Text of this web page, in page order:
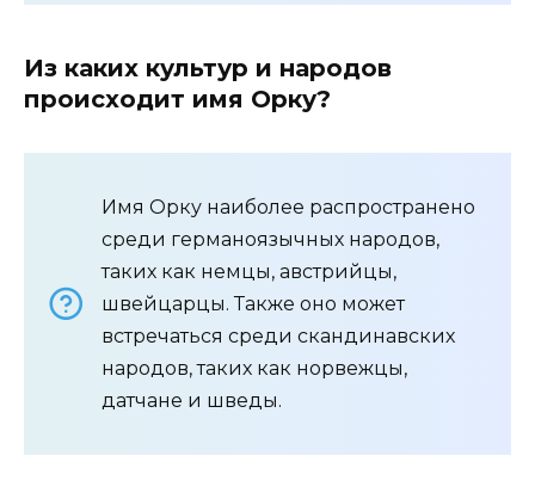
Из каких культур и народов
происходит имя Орку?
Имя Орку наиболее распространено
среди германоязычных народов,
таких как немцы, австрийцы,
швейцарцы. Также оно может
встречаться среди скандинавских
народов, таких как норвежцы,
датчане и шведы.